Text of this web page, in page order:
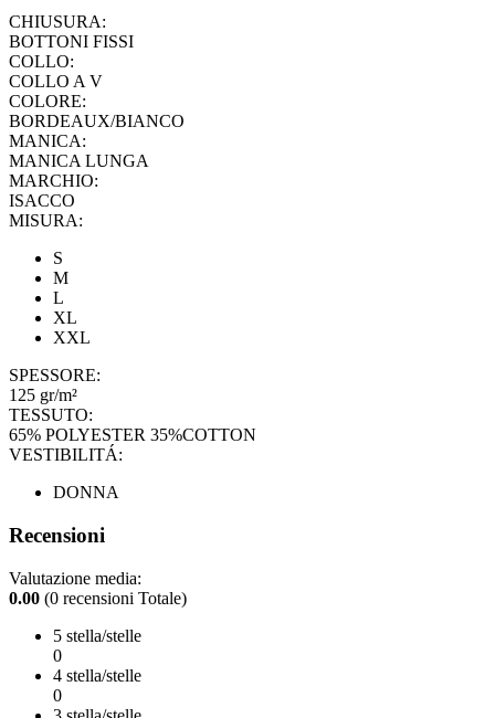
CHIUSURA:
BOTTONI FISSI
COLLO:
COLLO A V
COLORE:
BORDEAUX/BIANCO
MANICA:
MANICA LUNGA
MARCHIO:
ISACCO
MISURA:
S
M
L
XL
XXL
SPESSORE:
125 gr/m²
TESSUTO:
65% POLYESTER 35%COTTON
VESTIBILITÁ:
DONNA
Recensioni
Valutazione media:
0.00 (0 recensioni Totale)
5 stella/stelle
0
4 stella/stelle
0